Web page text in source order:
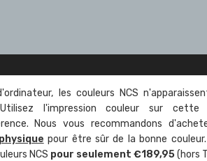
les couleurs NCS
l'impression couleur sur cette
Nous vous recommandons
pour être sûr de la bonne couleur.
NCS pour seulement €189,95(hors